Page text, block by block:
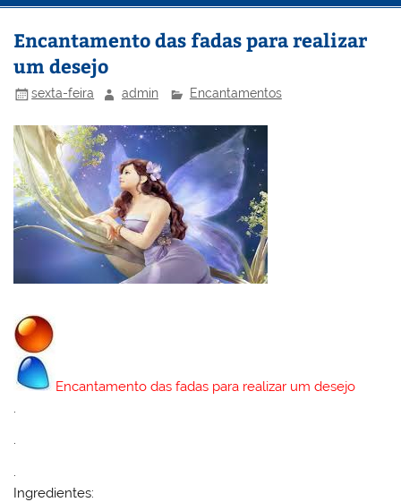
Encantamento das fadas para realizar
um desejo
sexta-feira admin Encantamentos
Encantamento das fadas para realizar um desejo
.
.
Ingredientes: